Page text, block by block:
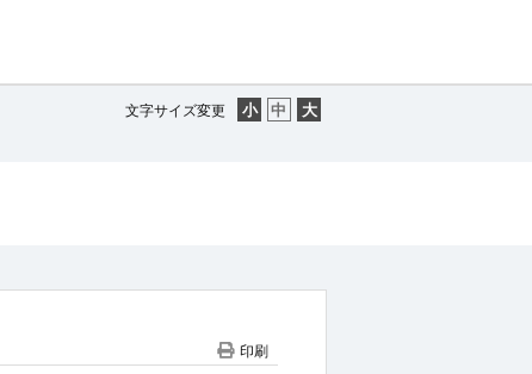
文字サイズ変更
印刷